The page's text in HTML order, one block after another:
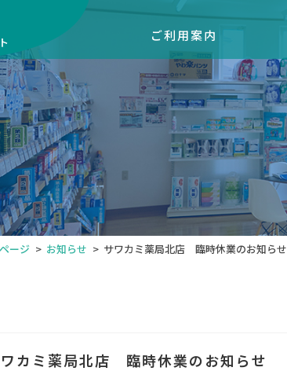
ご利用案内
ージ お知らせ サワカミ薬局北店 臨時休業のお知らせ
カミ薬局北店 臨時休業のお知らせ